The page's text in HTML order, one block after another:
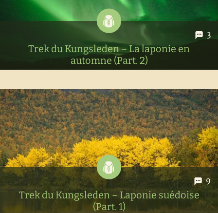
3
Trek du Kungsleden – La laponie en
automne (Part. 2)
Récit de notre trek du Kungsleden: les jours 4 à 7. Du refuge
de Sälka jusqu'à la petite ville d'Abisko tout au nord de la
laponie suédoise. Un magnifique trek réalisé en septembre
2018 en compagnie de ma meilleure amie ainsi que...
9
Trek du Kungsleden – Laponie suédoise
(Part. 1)